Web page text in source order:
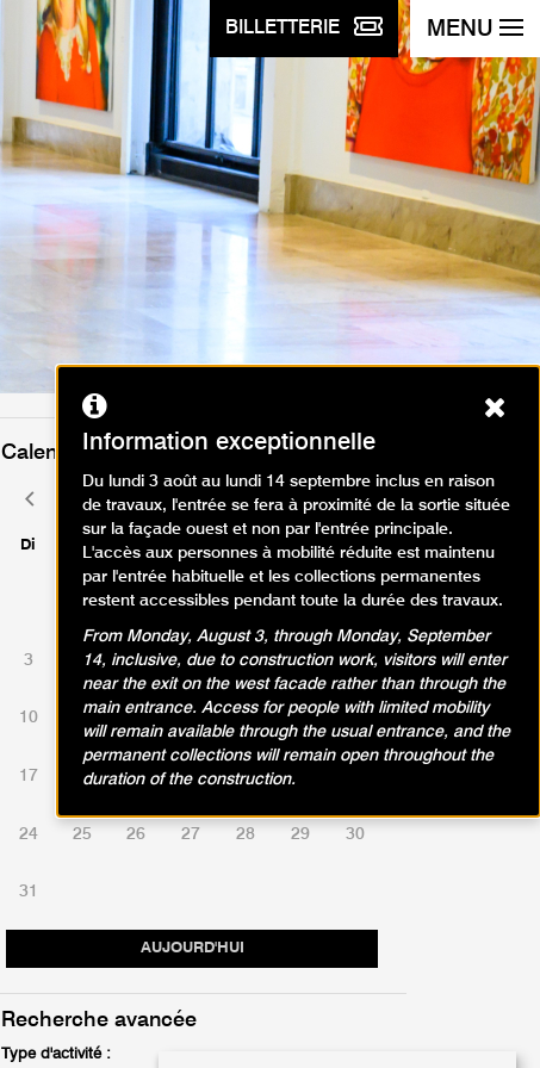
BILLETTERIE MENU
Calendrier des événements
mai 2026
Di Lu Ma Ve Sa
AUJOURD'HUI
1 2
3 4 5 6 7 8 9
10 11 12 13 14 15 16
17 18 19 20 21 22
24 25 26 27 28 29 30
31
Mois
précédent
Mois
suivant
Recherche avancée
Type d'activité :
Information exceptionnelle
Du lundi 3 août au lundi 14 septembre inclus en raison
de travaux, l'entrée se fera à proximité de la sortie située
sur la façade ouest et non par l'entrée principale.
L'accès aux personnes à mobilité réduite est maintenu
par l'entrée habituelle et les collections permanentes
restent accessibles pendant toute la durée des travaux.
From Monday, August 3, through Monday, September
14, inclusive, due to construction work, visitors will enter
near the exit on the west facade rather than through the
main entrance. Access for people with limited mobility
will remain available through the usual entrance, and the
permanent collections will remain open throughout the
duration of the construction.